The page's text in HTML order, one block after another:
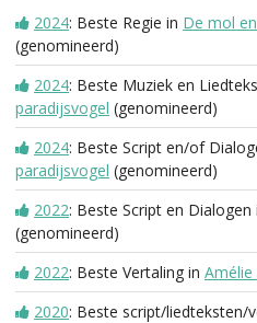
2024: Beste Regie in De mol
(genomineerd)
2024: Beste Muziek en
paradijsvogel (genomineerd)
2024: Beste Script en/of
paradijsvogel (genomineerd)
2022: Beste Script en Dialogen
(genomineerd)
2022: Beste Vertaling in Amélie
2020: Beste script/liedteksten/